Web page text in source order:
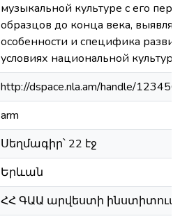
музыкальной культуре с его
образцов до конца века,
особенности и специфика
условиях национальной
http://dspace.nla.am/handle/
arm
Սեղմագիր՝ 22 էջ
Երևան
ՀՀ ԳԱԱ արվեստի ինստիտուտ